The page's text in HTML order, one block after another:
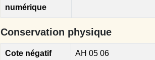
numérique
Conservation physique
Cote négatif
AH 05 06